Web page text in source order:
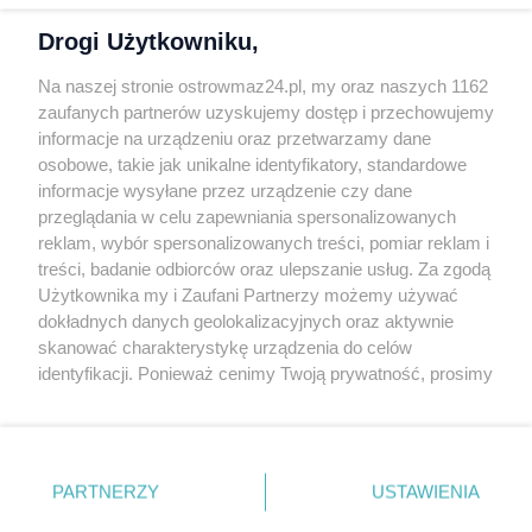
Kontakt
INFORMATOR
Bankomaty
Msze święte
Nocna pomoc lekarska
Taxi
REKLAMA
Banery i artykuły
Reklama wideo
Copyright 2010-2026 OstrowMaz24.pl. Realizacja:PRO-
Współpraca serwis
Drogi Użytkowniku,
Na naszej stronie ostrowmaz24.pl, my oraz naszych 1162
zaufanych partnerów uzyskujemy dostęp i przechowujemy
informacje na urządzeniu oraz przetwarzamy dane
osobowe, takie jak unikalne identyfikatory, standardowe
informacje wysyłane przez urządzenie czy dane
przeglądania w celu zapewniania spersonalizowanych
reklam, wybór spersonalizowanych treści, pomiar reklam i
treści, badanie odbiorców oraz ulepszanie usług. Za zgodą
Użytkownika my i Zaufani Partnerzy możemy używać
dokładnych danych geolokalizacyjnych oraz aktywnie
skanować charakterystykę urządzenia do celów
identyfikacji. Ponieważ cenimy Twoją prywatność, prosimy
prywatności znajdujący się w lewym dolnym rogu strony
. Niektóre rodzaje przetwarzania danych nie wymagają
PARTNERZY USTAWIENIA